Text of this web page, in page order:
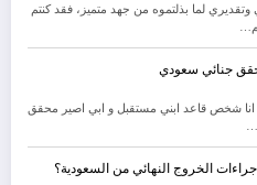
لما بذلتموه من جهد متميز، فقد كنتم
جنائي سعودي
انا شخص قاعد ابني مستقبل و ابي اصير محقق
الخروج النهائي من السعودية؟